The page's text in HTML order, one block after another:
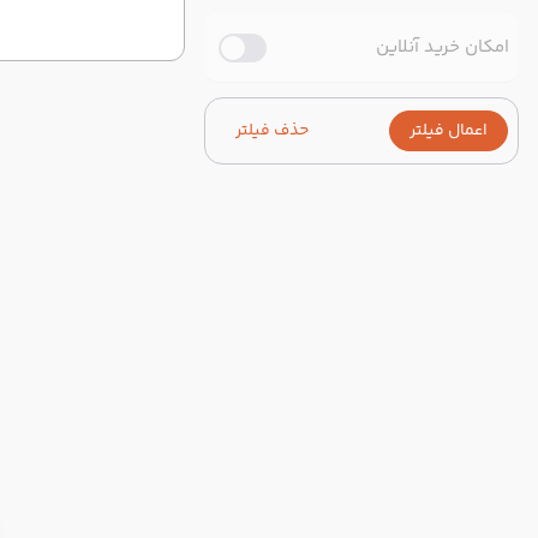
امکان خرید آنلاین
اعمال فیلتر حذف فیلتر